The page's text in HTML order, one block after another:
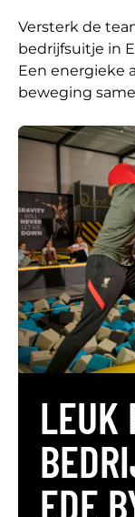
Versterk de
bedrijfsuitje in
Een energieke
beweging
LEUK
EDE